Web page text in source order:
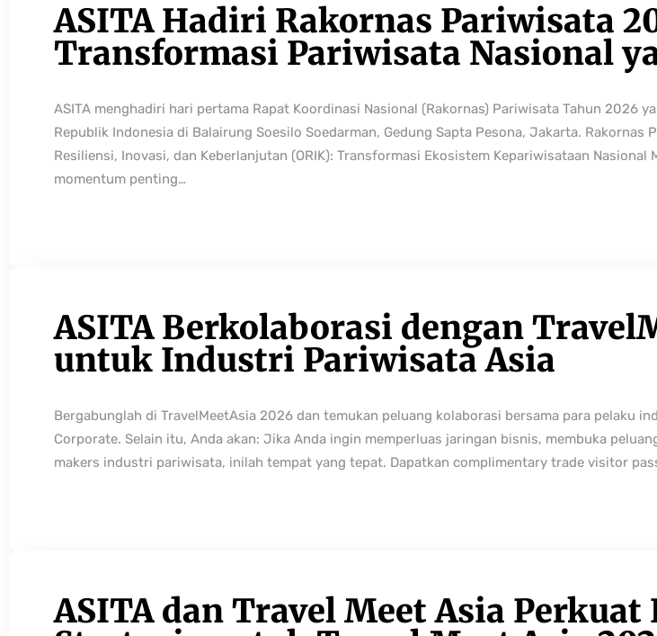
ASITA Hadiri Rakornas Pariwisata
Transformasi Pariwisata Nasional
ASITA menghadiri hari pertama Rapat Koordinasi Nasional (Rakornas) Pariwisata Tahun 2026
Republik Indonesia di Balairung Soesilo Soedarman, Gedung Sapta Pesona, Jakarta.
Resiliensi, Inovasi, dan Keberlanjutan (ORIK): Transformasi Ekosistem Kepariwisataan
momentum penting…
ASITA Berkolaborasi dengan
untuk Industri Pariwisata Asia
Bergabunglah di TravelMeetAsia 2026 dan temukan peluang kolaborasi bersama para pelaku
Corporate. Selain itu, Anda akan: Jika Anda ingin memperluas jaringan bisnis, membuka
makers industri pariwisata, inilah tempat yang tepat. Dapatkan complimentary trade visitor
ASITA dan Travel Meet Asia Perkuat